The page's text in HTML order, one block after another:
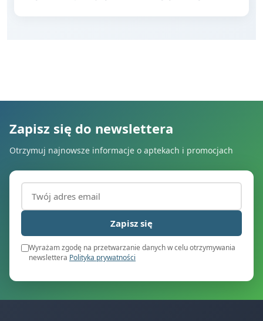
Zapisz się do newslettera
Otrzymuj najnowsze informacje o aptekach i promocjach
Adres email (wymagany)
Zapisz się
Wyrażam zgodę na przetwarzanie danych w celu otrzymywania
newslettera Polityka prywatności